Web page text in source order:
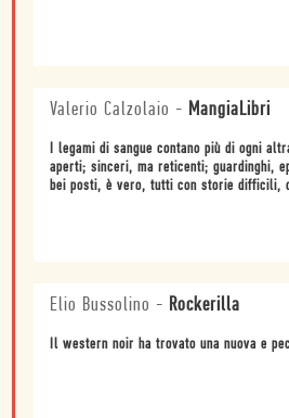
Valerio Calzolaio - MangiaLibri
I legami di sangue contano più di ogni
aperti; sinceri, ma reticenti; guardinghi,
bei posti, è vero, tutti con storie difficili,
Elio Bussolino - Rockerilla
Il western noir ha trovato una nuova e